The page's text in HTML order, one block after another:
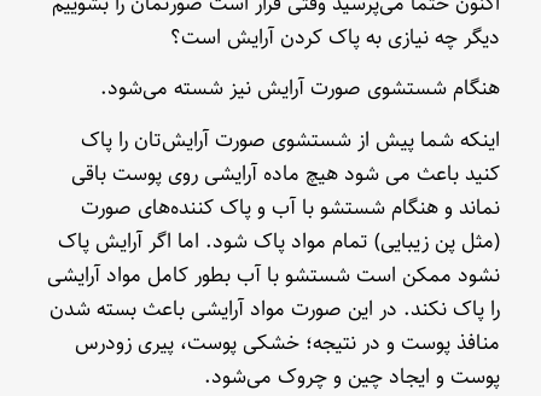
دیگر چه نیازی به پاک کردن آرایش است؟
هنگام شستشوی صورت آرایش نیز شسته می‌شود.
اینکه شما پیش از شستشوی صورت آرایش‌تان را پاک
کنید باعث می شود هیچ ماده آرایشی روی پوست باقی
نماند و هنگام شستشو با آب‌ و پاک کننده‌های صورت
(مثل پن زیبایی) تمام مواد پاک شود. اما اگر آرایش پاک
نشود ممکن است شستشو با آب بطور کامل مواد آرایشی
را پاک نکند. در این صورت مواد آرایشی باعث بسته شدن
منافذ پوست و در نتیجه؛ خشکی پوست، پیری زودرس
پوست و ایجاد چین و چروک می‌شود.